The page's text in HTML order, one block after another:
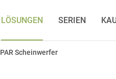
LÖSUNGEN SERIEN
PAR Scheinwerfer